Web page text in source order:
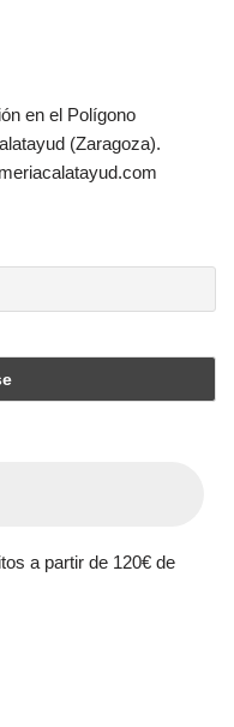
en el Polígono
(Zaragoza).
a partir de 120€ de